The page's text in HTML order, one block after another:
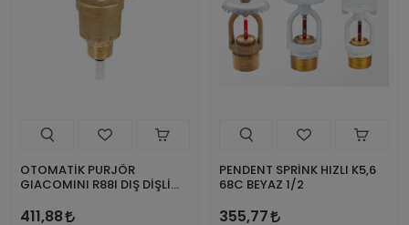
OTOMATİK PURJÖR
GIACOMINI R88I DIŞ DİŞLİ
411,88
PENDENT SPRİNK HIZLI K5,6
68C BEYAZ 1/2
355,77